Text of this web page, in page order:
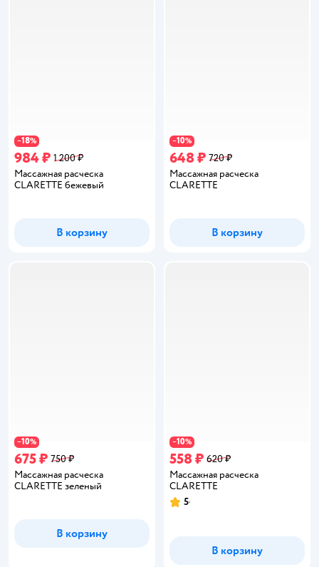
−18%
984 ₽ 1 200 ₽
Массажная расческа
CLARETTE бежевый
В корзину
−10%
648 ₽ 720 ₽
Массажная расческа
CLARETTE
В корзину
−10%
675 ₽ 750 ₽
Массажная расческа
CLARETTE зеленый
В корзину
−10%
558 ₽ 620 ₽
Массажная расческа
CLARETTE
Рейтинг:
5
В корзину